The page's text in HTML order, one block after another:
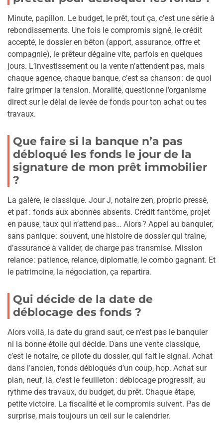
Minute, papillon. Le budget, le prêt, tout ça, c’est une série à
rebondissements. Une fois le compromis signé, le crédit
accepté, le dossier en béton (apport, assurance, offre et
compagnie), le prêteur dégaine vite, parfois en quelques
jours. L’investissement ou la vente n’attendent pas, mais
chaque agence, chaque banque, c’est sa chanson : de quoi
faire grimper la tension. Moralité, questionne l’organisme
direct sur le délai de levée de fonds pour ton achat ou tes
travaux.
Que faire si la banque n’a pas
débloqué les fonds le jour de la
signature de mon prêt immobilier
?
La galère, le classique. Jour J, notaire zen, proprio pressé,
et paf : fonds aux abonnés absents. Crédit fantôme, projet
en pause, taux qui n’attend pas… Alors ? Appel au banquier,
sans panique : souvent, une histoire de dossier qui traîne,
d’assurance à valider, de charge pas transmise. Mission
relance : patience, relance, diplomatie, le combo gagnant. Et
le patrimoine, la négociation, ça repartira.
Qui décide de la date de
déblocage des fonds ?
Alors voilà, la date du grand saut, ce n’est pas le banquier
ni la bonne étoile qui décide. Dans une vente classique,
c’est le notaire, ce pilote du dossier, qui fait le signal. Achat
dans l’ancien, fonds débloqués d’un coup, hop. Achat sur
plan, neuf, là, c’est le feuilleton : déblocage progressif, au
rythme des travaux, du budget, du prêt. Chaque étape,
petite victoire. La fiscalité et le compromis suivent. Pas de
surprise, mais toujours un œil sur le calendrier.